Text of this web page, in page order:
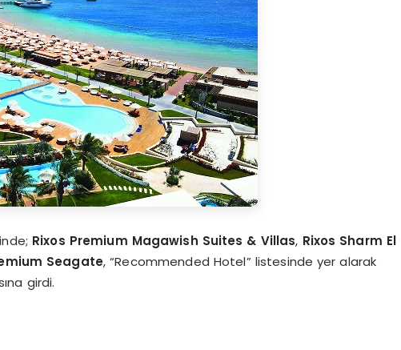
Rixos Premium Magawish Suites & Villas, Rixos Sharm El
Seagate, “Recommended Hotel” listesinde yer alarak
girdi.